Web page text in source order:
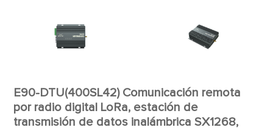
E90-DTU(400SL42) Comunicación remota
por radio digital LoRa, estación de
transmisión de datos inalámbrica SX1268,